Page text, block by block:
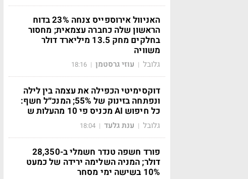
האניוול אירוספייס צנחה 23% בדוח
הראשון שלה כחברה עצמאית; מחסור
בחלקים מחק 13.5 מיליארד דולר
משוויה
גלובל | עוזי גרסטמן |
18:16
דוקסימיטי הכפילה את עצמה בין לילה
ונפתחה בזינוק של 55%; המנכ״ל חשף:
כל חיפוש AI מכניס פי 10 מהעלות ש
גלובל | ענת גלעד |
18:04
פורד חשפה טנדר חשמלי ב-28,350
דולר; המניה השלימה ירידה של כמעט
10% בשישה ימי מסחר